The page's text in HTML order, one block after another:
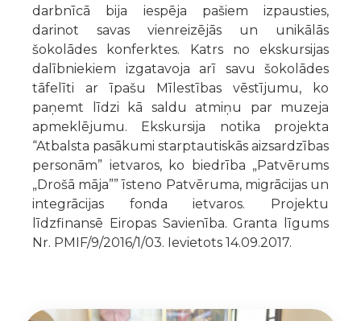
darbnīcā bija iespēja pašiem izpausties,
darinot savas vienreizējās un unikālās
šokolādes konferktes. Katrs no ekskursijas
dalībniekiem izgatavoja arī savu šokolādes
tāfelīti ar īpašu Mīlestības vēstījumu, ko
paņemt līdzi kā saldu atmiņu par muzeja
apmeklējumu. Ekskursija notika projekta
“Atbalsta pasākumi starptautiskās aizsardzības
personām” ietvaros, ko biedrība „Patvērums
„Drošā māja”” īsteno Patvēruma, migrācijas un
integrācijas fonda ietvaros. Projektu
līdzfinansē Eiropas Savienība. Granta līgums
Nr. PMIF/9/2016/1/03. Ievietots 14.09.2017.